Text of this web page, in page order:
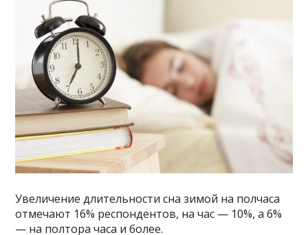
Увеличение длительности сна зимой на полчаса
отмечают 16% респондентов, на час — 10%, а 6%
— на полтора часа и более.